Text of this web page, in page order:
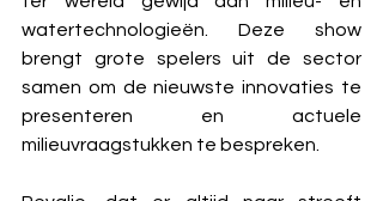
watertechnologieën. Deze show
brengt grote spelers uit de sector
samen om de nieuwste innovaties te
presenteren en actuele
milieuvraagstukken te bespreken.